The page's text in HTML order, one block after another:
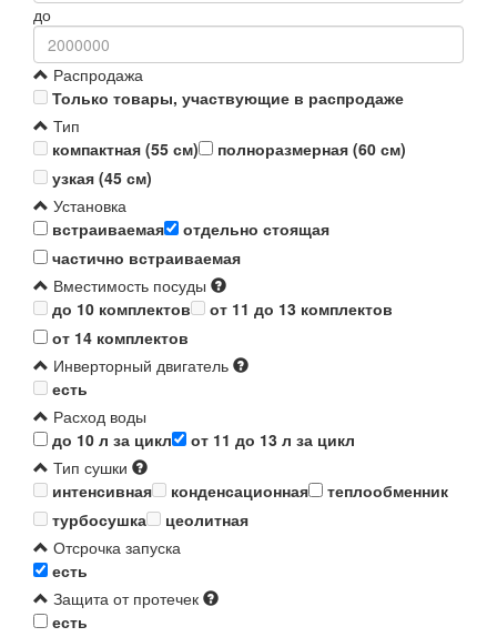
до
Распродажа
Только товары, участвующие в распродаже
Тип
компактная (55 см)
полноразмерная (60 см)
узкая (45 см)
Установка
встраиваемая
отдельно стоящая
частично встраиваемая
Вместимость посуды
до 10 комплектов
от 11 до 13 комплектов
от 14 комплектов
Инверторный двигатель
есть
Расход воды
до 10 л за цикл
от 11 до 13 л за цикл
Тип сушки
интенсивная
конденсационная
теплообменник
турбосушка
цеолитная
Отсрочка запуска
есть
Защита от протечек
есть